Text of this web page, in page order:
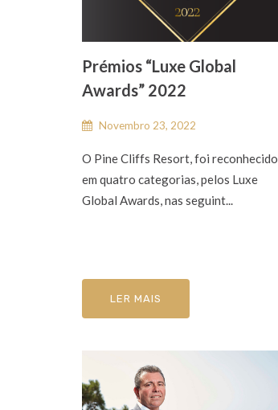
Prémios “Luxe Global
Awards” 2022
Novembro 23, 2022
O Pine Cliffs Resort, foi reconhecido
em quatro categorias, pelos Luxe
Global Awards, nas seguint...
LER MAIS